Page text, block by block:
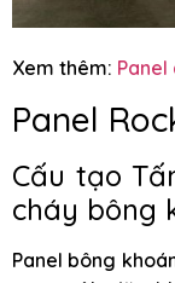
Xem thêm: Panel
Panel
Cấu tạo
cháy bông
Panel bông